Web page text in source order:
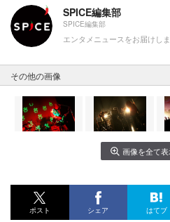
SPICE編集部
SPICE編集部
エンタメニュースをお届けしま
その他の画像
画像を全て表
ポスト シェア はてブ